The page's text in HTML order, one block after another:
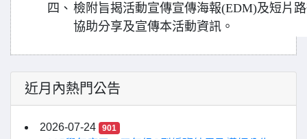
四、 檢附旨揭活動宣傳宣傳海報(EDM)及短片
協助分享及宣傳本活動資訊。
近月內熱門公告
2026-07-24 901